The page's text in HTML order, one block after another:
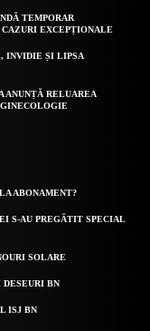
TEMPORAR
EXCEPȚIONALE
INVIDIE ȘI LIPSA
ANUNȚĂ RELUAREA
ABONAMENT?
S-AU PREGĂTIT SPECIAL
SOLARE
BN
ISJ BN